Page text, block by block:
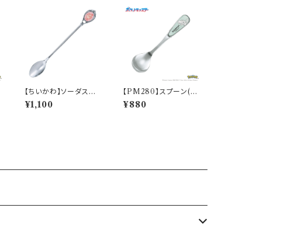
【ちいかわ】ソーダスプ
ーン(うさぎ)【CKW4
0】CKW43-850
¥1,100
【PM280】スプーン(ゼ
ニガメ)【Daily Sketch】
PM283-850
¥880